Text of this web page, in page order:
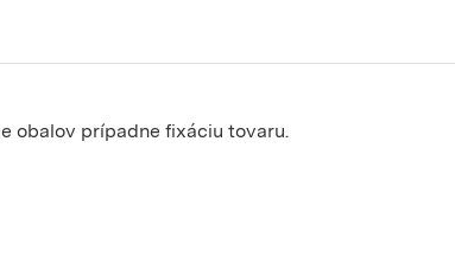
obalov prípadne fixáciu tovaru.